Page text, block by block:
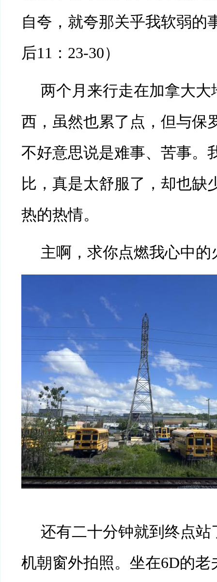
自夸，就夸那关乎我软弱的
后11：23-30）
两个月来行走在加拿大大
西，虽然也累了点，但与保
不好意思说是难事、苦事。
比，真是太舒服了，却也缺
热的热情。
主啊，求你点燃我心中的
还有二十分钟就到终点站
机朝窗外拍照。坐在6D的老